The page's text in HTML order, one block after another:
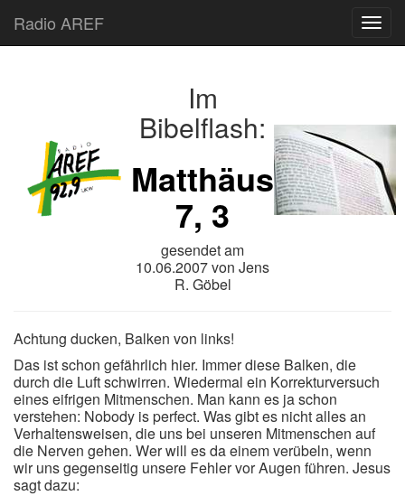
Radio AREF
Im
Bibelflash:
Matthäus
7, 3
gesendet am
10.06.2007von Jens
R. Göbel
Achtung ducken, Balken von links!
Das ist schon gefährlich hier. Immer diese Balken, die
durch die Luft schwirren. Wiedermal ein Korrekturversuch
eines eifrigen Mitmenschen. Man kann es ja schon
verstehen: Nobody is perfect. Was gibt es nicht alles an
Verhaltensweisen, die uns bei unseren Mitmenschen auf
die Nerven gehen. Wer will es da einem verübeln, wenn
wir uns gegenseitig unsere Fehler vor Augen führen. Jesus
sagt dazu: